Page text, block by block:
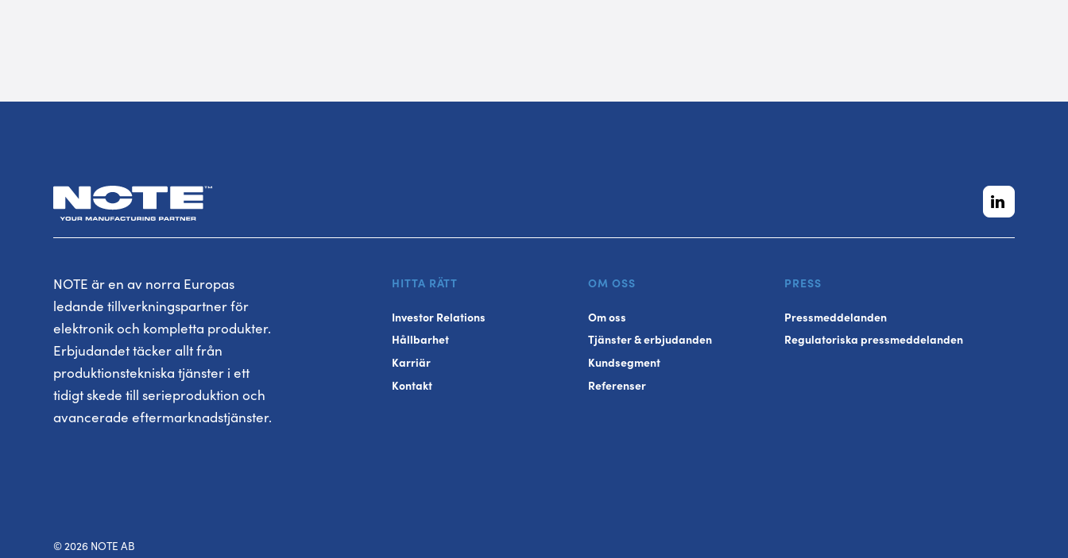
NOTE är en av norra Europas
ledande tillverkningspartner för
elektronik och kompletta produkter.
Erbjudandet täcker allt från
produktionstekniska tjänster i ett
tidigt skede till serieproduktion och
avancerade eftermarknadstjänster.
HITTA RÄTT
Investor Relations
Hållbarhet
Karriär
Kontakt
OM OSS
Om oss
Tjänster & erbjudanden
Kundsegment
Referenser
PRESS
Pressmeddelanden
Regulatoriska pressmeddelanden
© 2026 NOTE AB